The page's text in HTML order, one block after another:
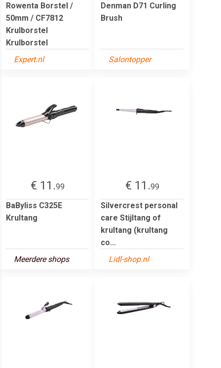
Rowenta Borstel /
50mm / CF7812
Krulborstel
Krulborstel
Expert.nl
Denman D71 Curling
Brush
Salontopper
€ 11.99
BaByliss C325E
Krultang
Meerdere shops
€ 11.99
Silvercrest personal
care Stijltang of
krultang (krultang
co...
Lidl-shop.nl